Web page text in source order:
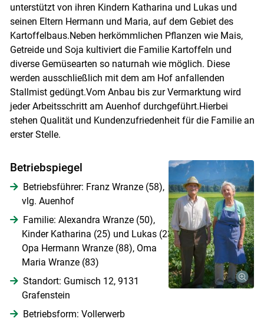
Skip to main content
unterstützt von ihren Kindern Katharina und Lukas und
seinen Eltern Hermann und Maria, auf dem Gebiet des
Kartoffelbaus.Neben herkömmlichen Pflanzen wie Mais,
Getreide und Soja kultiviert die Familie Kartoffeln und
diverse Gemüsearten so naturnah wie möglich. Diese
werden ausschließlich mit dem am Hof anfallenden
Stallmist gedüngt.Vom Anbau bis zur Vermarktung wird
jeder Arbeitsschritt am Auenhof durchgeführt.Hierbei
stehen Qualität und Kundenzufriedenheit für die Familie an
erster Stelle.
Betriebspiegel
Betriebsführer: Franz Wranze (58),
vlg. Auenhof
Familie: Alexandra Wranze (50),
Kinder Katharina (25) und Lukas (23),
Opa Hermann Wranze (88), Oma
Maria Wranze (83)
Standort: Gumisch 12, 9131
Grafenstein
Betriebsform: Vollerwerb